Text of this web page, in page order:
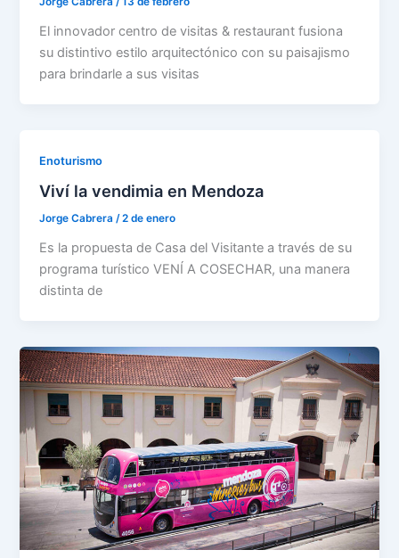
El innovador centro de visitas & restaurant fusiona
su distintivo estilo arquitectónico con su paisajismo
para brindarle a sus visitas
Enoturismo
Viví la vendimia en Mendoza
Jorge Cabrera/2 de enero
Es la propuesta de Casa del Visitante a través de su
programa turístico VENÍ A COSECHAR, una manera
distinta de